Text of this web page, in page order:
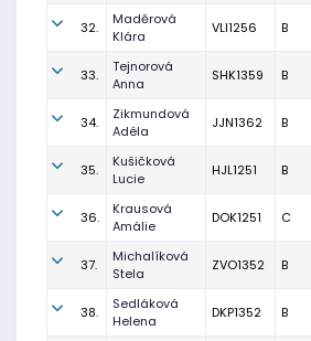
32.
Maděrová
Klára
VLI1256 B
33.
Tejnorová
Anna
SHK1359 B
34.
Zikmundová
Adéla
JJN1362 B
35.
Kušičková
Lucie
HJL1251 B
36.
Krausová
Amálie
DOK1251 C
37.
Michalíková
Stela
ZVO1352 B
38.
Sedláková
Helena
DKP1352 B